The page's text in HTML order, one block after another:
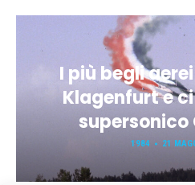
I più begli
Klagenfurt e
supersonico
1984 21